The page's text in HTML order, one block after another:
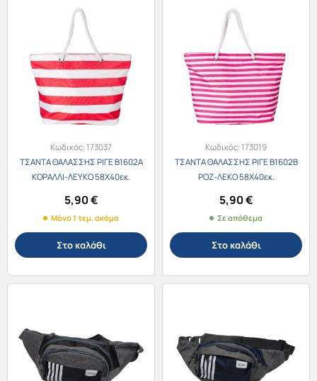
Κωδικός:173037
ΤΣΑΝΤΑ ΘΑΛΑΣΣΗΣ ΡΙΓΕ B1602A
ΚΟΡΑΛΛΙ-ΛΕΥΚΟ 58Χ40εκ.
5,90€
Μόνο 1 τεμ. ακόμα
Στο καλάθι
Κωδικός:173019
ΤΣΑΝΤΑ ΘΑΛΑΣΣΗΣ ΡΙΓΕ B1602B
ΡΟΖ-ΛΕΚΟ 58Χ40εκ.
5,90€
Σε απόθεμα
Στο καλάθι